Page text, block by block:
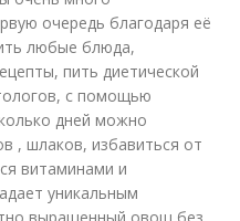
очередь благодаря её
любые блюда,
пить диетической
с помощью
дней можно
, шлаков, избавиться от
витаминами и
уникальным